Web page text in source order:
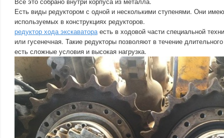
Есть виды редуктором с одной и несколькими ступенями. Они
используемых в конструкциях редукторов.
редуктор хода экскаватораесть в ходовой части специальной
или гусенечная. Такие редукторы позволяют в течение
есть сложные условия и высокая нагрузка.